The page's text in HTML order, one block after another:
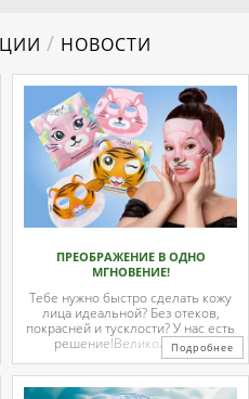
/ НОВОСТИ
ПРЕОБРАЖЕНИЕ В ОДНО
МГНОВЕНИЕ!
Тебе нужно быстро сделать кожу
лица идеальной? Без отеков,
покрасней и тусклости? У нас есть
решение!Великолепные
тканевые ...
Подробнее